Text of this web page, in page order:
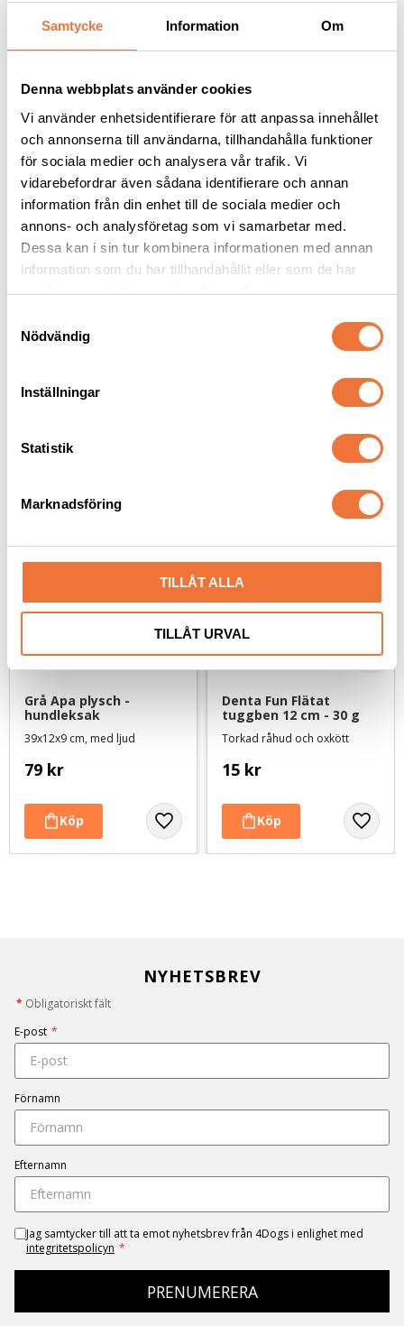
Samtycke Information Om
Denna webbplats använder cookies
Vi använder enhetsidentifierare för att anpassa innehållet
och annonserna till användarna, tillhandahålla funktioner
för sociala medier och analysera vår trafik. Vi
vidarebefordrar även sådana identifierare och annan
information från din enhet till de sociala medier och
annons- och analysföretag som vi samarbetar med.
Dessa kan i sin tur kombinera informationen med annan
information som du har tillhandahållit eller som de har
samlat in när du har använt deras tjänster.
Nödvändig
Inställningar
Statistik
Marknadsföring
TILLÅT ALLA
TILLÅT URVAL
Trimmercide Startset
Rengöring för skär - 4
409kr
K9 Aloe Vera schampo -
finns i fyra storlekar
Grå Apa plysch -
hundleksak
39x12x9 cm, med ljud
79 kr
Denta Fun Flätat
tuggben 12 cm - 30 g
Torkad råhud och oxkött
15 kr
NYHETSBREV
* Obligatoriskt fält
E-post *
Förnamn
Efternamn
Jag samtycker till att ta emot nyhetsbrev från 4Dogs i enlighet med
integritetspolicyn *
PRENUMERERA